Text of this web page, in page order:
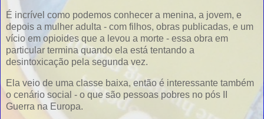
É incrível como podemos conhecer a menina, a jovem, e
depois a mulher adulta - com filhos, obras publicadas, e um
vício em opioides que a levou a morte - essa obra em
particular termina quando ela está tentando a
desintoxicação pela segunda vez.
Ela veio de uma classe baixa, então é interessante também
o cenário social - o que são pessoas pobres no pós II
Guerra na Europa.